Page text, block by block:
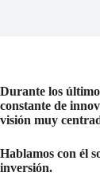
Durante los
constante de
visión muy
Hablamos con él
inversión.